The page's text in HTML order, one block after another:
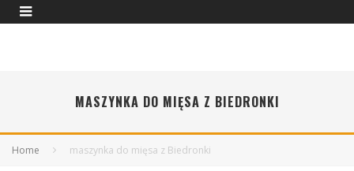
MASZYNKA DO MIĘSA Z BIEDRONKI
Home maszynka do mięsa z Biedronki